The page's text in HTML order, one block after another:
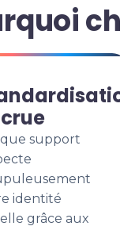
support
identité
grâce aux